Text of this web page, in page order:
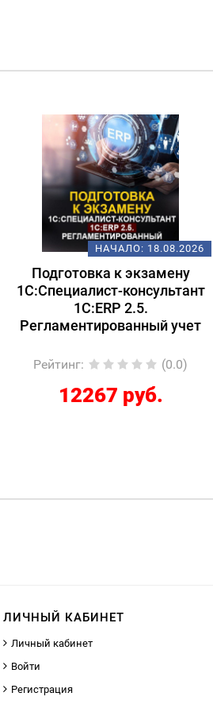
НОВИНКА
ХИТ!
НАЧАЛО:18.08.2026
Электронные перевозочные
документы в 1С: от теории к
практике
Рейтинг: (0.0)
2210 руб.
ЛИЧНЫЙ КАБИНЕТ
Личный кабинет
Войти
Регистрация